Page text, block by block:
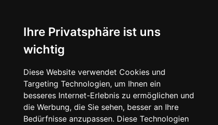
Ihre Privatsphäre ist uns
wichtig
Diese Website verwendet Cookies und
Targeting Technologien, um Ihnen ein
besseres Internet-Erlebnis zu ermöglichen und
die Werbung, die Sie sehen, besser an Ihre
Bedürfnisse anzupassen. Diese Technologien